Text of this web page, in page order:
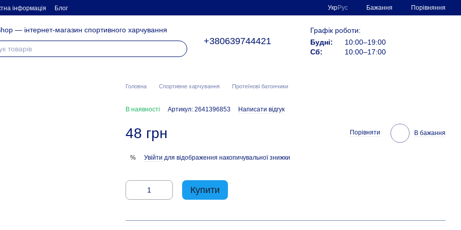
інформація Блог УкрРус Бажання Порівняння
— інтернет-магазин спортивного харчування
+380639744421
Графік роботи:
Будні:
10:00–19:00
Сб:
10:00–17:00
Головна Спортивне харчування Протеїнові батончики
В наявності Артикул: 2641396853 Написати відгук
48 грн Порівняти В бажання
% Увійти для відображення накопичувальної знижки
Купити